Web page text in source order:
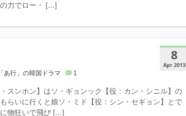
力でロー・ […]
8
Apr 2013
あ行」の韓国ドラマ 1
スンホン】はソ・ギョンック【役：カン・シニル】の
らいに行くと娘ソ・ミド【役：シン・セギョン】とで
物狂いで飛び […]